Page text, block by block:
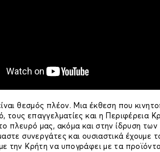
θεσμός πλέον. Μια έκθεση που
τους επαγγελματίες και η Περιφέρεια
πλευρό μας, ακόμα και στην ίδρυση των
συνεργάτες και ουσιαστικά έχουμε
την Κρήτη να υπογράφει με τα